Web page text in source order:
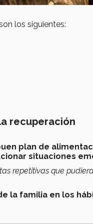
los siguientes:
recuperación
plan de
situaciones
repetitivas que
la familia en los